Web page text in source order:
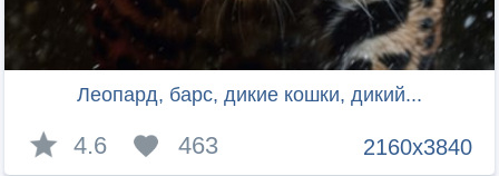
Леопард, барс, дикие кошки, дикий...
2160x3840
4.6 463